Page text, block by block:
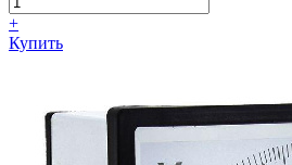
+
Купить